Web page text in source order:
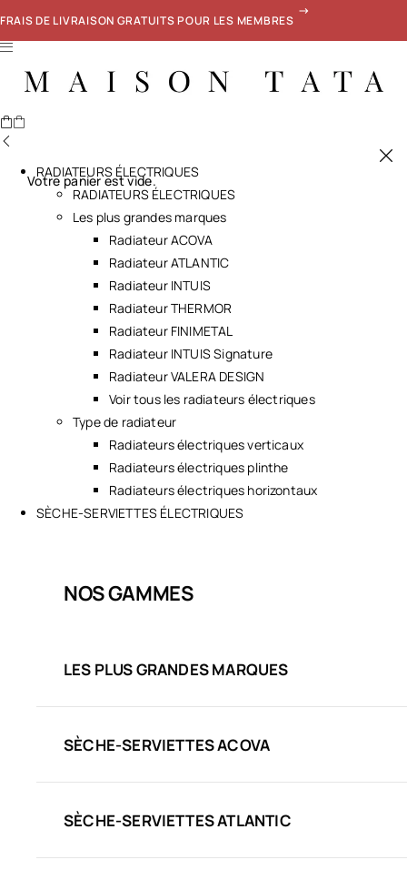
FRAIS DE LIVRAISON GRATUITS POUR LES MEMBRES
Votre panier est vide.
RADIATEURS ÉLECTRIQUES
RADIATEURS ÉLECTRIQUES
Les plus grandes marques
Radiateur ACOVA
Radiateur ATLANTIC
Radiateur INTUIS
Radiateur THERMOR
Radiateur FINIMETAL
Radiateur INTUIS Signature
Radiateur VALERA DESIGN
Voir tous les radiateurs électriques
Type de radiateur
Radiateurs électriques verticaux
Radiateurs électriques plinthe
Radiateurs électriques horizontaux
SÈCHE-SERVIETTES ÉLECTRIQUES
NOS GAMMES
LES PLUS GRANDES MARQUES
SÈCHE-SERVIETTES ACOVA
SÈCHE-SERVIETTES ATLANTIC